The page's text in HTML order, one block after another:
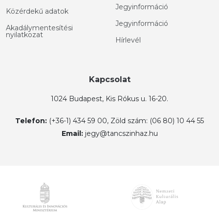
Közérdekű adatok
Akadálymentesítési
nyilatkozat
Jegyinformáció
Jegyinformáció
Hírlevél
Kapcsolat
1024 Budapest, Kis Rókus u. 16-20.
Telefon: (+36-1) 434 59 00, Zöld szám: (06 80) 10 44 55
Email: jegy@tancszinhaz.hu